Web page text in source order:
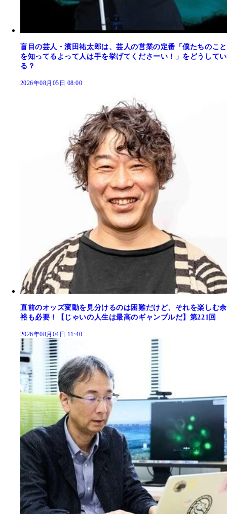
盲目の芸人・濱田祐太郎は、芸人の営業の定番「僕たちのこと
を知ってるよって人は手を挙げてくださーい！」をどうしてい
る？
2026年08月05日 08:00
直前のオッズ変動を見分けるのは困難だけど、それを楽しむ余
裕も必要！【じゃいの人生は最高のギャンブルだ】第221回
2026年08月04日 11:40